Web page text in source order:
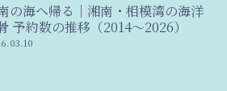
の海へ帰る｜湘南・相模湾の海洋
予約数の推移（2014〜2026）